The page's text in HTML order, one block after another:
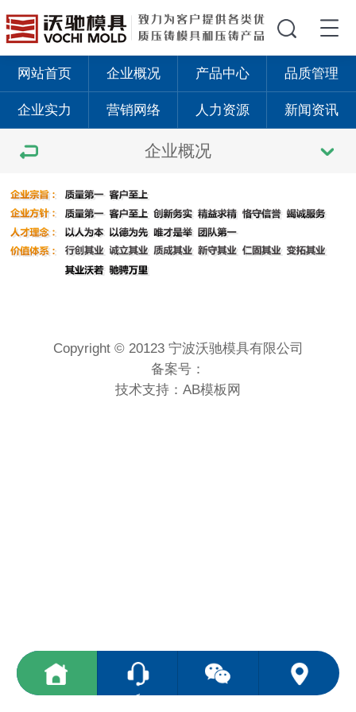
网站首页 企业概况 产品中心 品质管理
企业实力 营销网络 人力资源 新闻资讯
企业概况
Copyright © 20123 宁波沃驰模具有限公司
备案号：
技术支持： AB模板网
<